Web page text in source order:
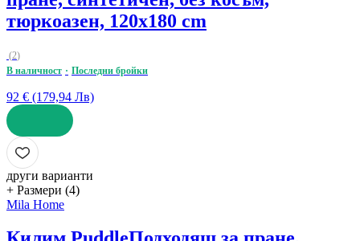
тюркоазен, 120x180 cm
(2)
В наличност
Последни бройки
92 € (179,94 Лв)
ДОБАВИ
други варианти
+ Размери (4)
Mila Home